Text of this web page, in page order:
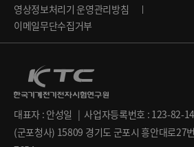
영상정보처리기 운영관리방침
이메일무단수집거부
대표자 : 안성일 | 사업자등록번호 : 123-82-
(군포청사) 15809 경기도 군포시 흥안대로